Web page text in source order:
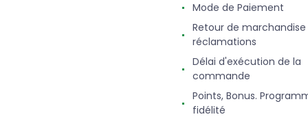
Mode de Paiement
Retour de
réclamations
Délai d'exécution de la
commande
Points, Bonus.
fidélité